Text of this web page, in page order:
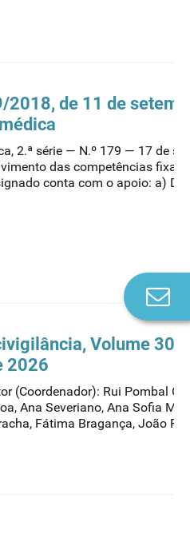
2018, de 11 de
2.ª série — N.º 179 — 17 de
das competências
conta com o apoio: a)
Volume 30,
2026
(Coordenador): Rui Pombal
Ana Severiano, Ana Sofia
Fátima Bragança, João